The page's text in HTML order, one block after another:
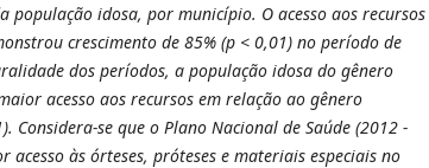
população idosa, por município. O acesso aos recursos
crescimento de 85% (p < 0,01) no período de
dos períodos, a população idosa do gênero
acesso aos recursos em relação ao gênero
Considera-se que o Plano Nacional de Saúde (2012 -
acesso às órteses, próteses e materiais especiais no